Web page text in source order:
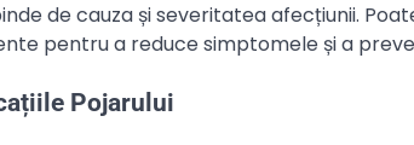
de cauza și severitatea afecțiunii.
pentru a reduce simptomele și a
Pojarului